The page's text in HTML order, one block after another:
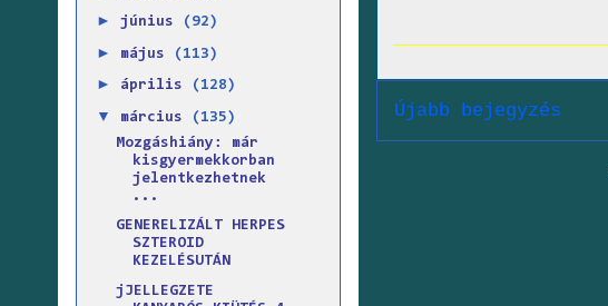
Újabb bejegyzés
► június (92)
► május (113)
► április (128)
▼ március
(135)
Mozgáshiány: már
kisgyermekkorban
jelentkezhetnek
...
GENERELIZÁLT HERPES
SZTEROID
KEZELÉSUTÁN
jJELLEGZETE